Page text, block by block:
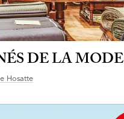
DE LA MODE
Hosatte